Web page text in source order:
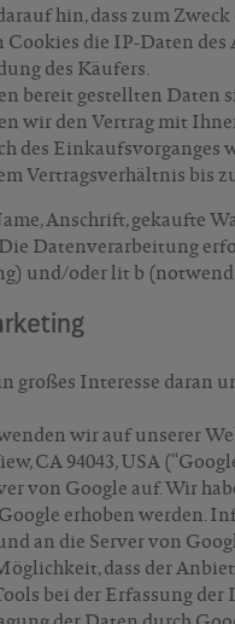
hin, dass zum
Cookies die IP-Daten
des Käufers.
bereit gestellten Daten
wir den Vertrag mit
des Einkaufsvorganges
Vertragsverhältnis bis
Anschrift, gekaufte
Datenverarbeitung
und/oder lit b
großes Interesse daran
wir auf unserer
CA 94043, USA
von Google auf. Wir
erhoben werden.
an die Server von
dass der
bei der Erfassung der